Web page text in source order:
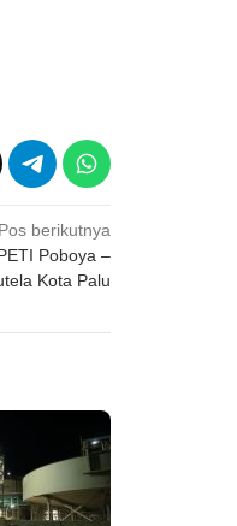
Pos berikutnya
Poboya –
Kota Palu